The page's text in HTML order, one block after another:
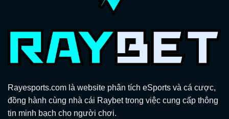
Rayesports.com là website phân tích eSports và cá cược,
đồng hành cùng nhà cái Raybet trong việc cung cấp thông
tin minh bạch cho người chơi.